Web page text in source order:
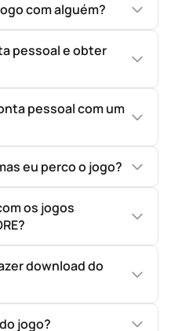
com alguém?
pessoal e obter
pessoal com um
eu perco o jogo?
os jogos
download do
jogo?